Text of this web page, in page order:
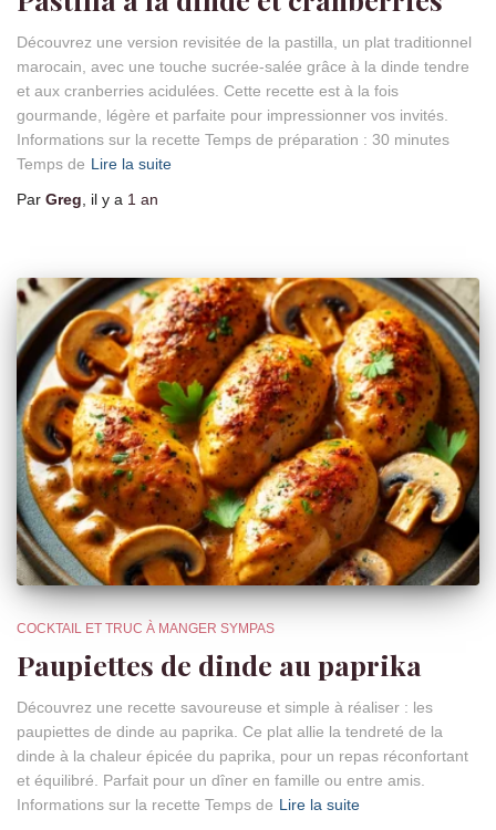
Découvrez une version revisitée de la pastilla, un plat traditionnel
marocain, avec une touche sucrée-salée grâce à la dinde tendre
et aux cranberries acidulées. Cette recette est à la fois
gourmande, légère et parfaite pour impressionner vos invités.
Informations sur la recette Temps de préparation : 30 minutes
Temps de Lire la suite
Par Greg , il y a 1 an
COCKTAIL ET TRUC À MANGER SYMPAS
Paupiettes de dinde au paprika
Découvrez une recette savoureuse et simple à réaliser : les
paupiettes de dinde au paprika. Ce plat allie la tendreté de la
dinde à la chaleur épicée du paprika, pour un repas réconfortant
et équilibré. Parfait pour un dîner en famille ou entre amis.
Informations sur la recette Temps de Lire la suite